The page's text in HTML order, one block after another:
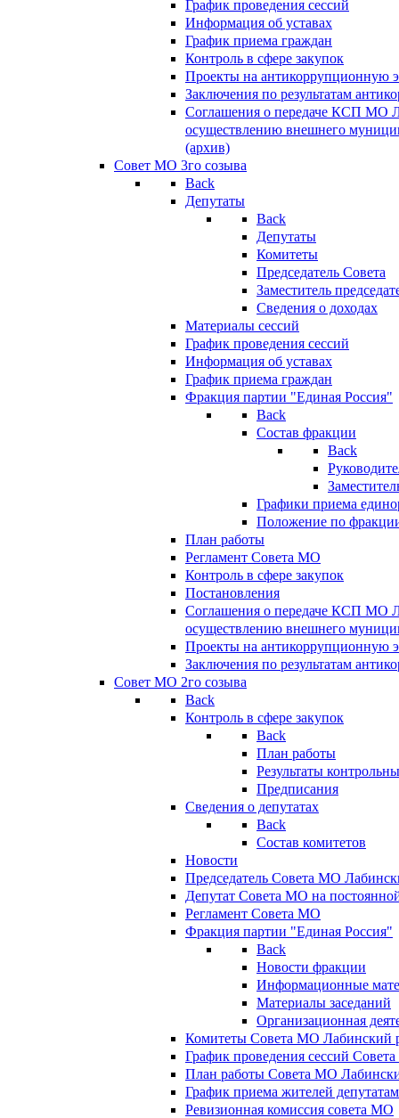
График проведения сессий
Информация об уставах
График приема граждан
Контроль в сфере закупок
Проекты на антикоррупционную
Заключения по результатам
Соглашения о передаче КСП МО
осуществлению внешнего
(архив)
Совет МО 3го созыва
Back
Депутаты
Back
Депутаты
Комитеты
Председатель Совета
Заместитель
Сведения о доходах
Материалы сессий
График проведения сессий
Информация об уставах
График приема граждан
Фракция партии "Единая Россия"
Back
Состав фракции
Back
Графики приема
Положение по
План работы
Регламент Совета МО
Контроль в сфере закупок
Постановления
Соглашения о передаче КСП МО
осуществлению внешнего
Проекты на антикоррупционную
Заключения по результатам
Совет МО 2го созыва
Back
Контроль в сфере закупок
Back
План работы
Результаты
Предписания
Сведения о депутатах
Back
Состав комитетов
Новости
Председатель Совета МО
Депутат Совета МО на
Регламент Совета МО
Фракция партии "Единая Россия"
Back
Новости фракции
Информационные
Материалы заседаний
Организационная
Комитеты Совета МО Лабинский
График проведения сессий
План работы Совета МО
График приема жителей
Ревизионная комиссия совета МО